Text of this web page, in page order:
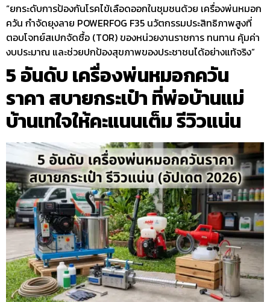
“ยกระดับการป้องกันโรคไข้เลือดออกในชุมชนด้วย เครื่องพ่นหมอก
ควัน กำจัดยุงลาย POWERFOG F35 นวัตกรรมประสิทธิภาพสูงที่
ตอบโจทย์สเปกจัดซื้อ (TOR) ของหน่วยงานราชการ ทนทาน คุ้มค่า
งบประมาณ และช่วยปกป้องสุขภาพของประชาชนได้อย่างแท้จริง”
5 อันดับ เครื่องพ่นหมอกควัน
ราคา สบายกระเป๋า ที่พ่อบ้านแม่
บ้านเทใจให้คะแนนเต็ม รีวิวแน่น